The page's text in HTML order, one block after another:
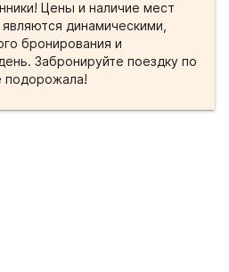
Цены и наличие мест
динамическими,
бронирования и
Забронируйте поездку по
подорожала!